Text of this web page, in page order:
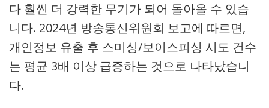
다 훨씬 더 강력한 무기가 되어 돌아올 수 있습
니다. 2024년 방송통신위원회 보고에 따르면,
개인정보 유출 후 스미싱/보이스피싱 시도 건수
는 평균 3배 이상 급증하는 것으로 나타났습니
다.